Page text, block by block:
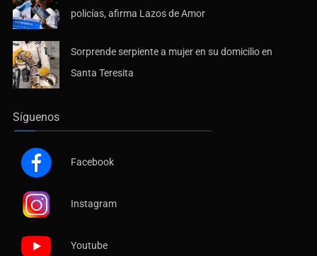
policías, afirma Lazos de Amor
Sorprende serpiente a mujer en su domicilio en
Santa Teresita
Síguenos
Facebook
Instagram
Youtube